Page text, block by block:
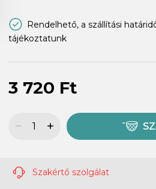
Rendelhető, a szállítási
tájékoztatunk
3 720 Ft
Szakértő szolgálat